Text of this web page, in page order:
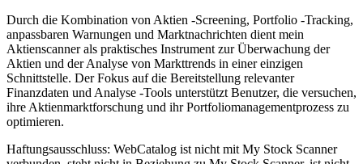
Durch die Kombination von Aktien -Screening, Portfolio -Tracking,
anpassbaren Warnungen und Marktnachrichten dient mein
Aktienscanner als praktisches Instrument zur Überwachung der
Aktien und der Analyse von Markttrends in einer einzigen
Schnittstelle. Der Fokus auf die Bereitstellung relevanter
Finanzdaten und Analyse -Tools unterstützt Benutzer, die versuchen,
ihre Aktienmarktforschung und ihr Portfoliomanagementprozess zu
optimieren.
Haftungsausschluss: WebCatalog ist nicht mit My Stock Scanner